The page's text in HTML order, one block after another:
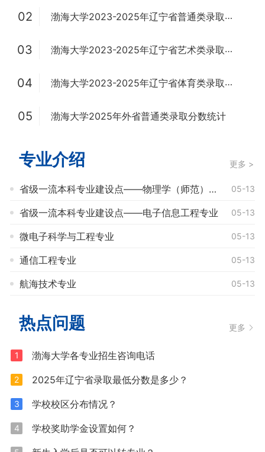
02 渤海大学2023-2025年辽宁省普通类录取分数统计
03 渤海大学2023-2025年辽宁省艺术类录取分数统计
04 渤海大学2023-2025年辽宁省体育类录取分数统计
05 渤海大学2025年外省普通类录取分数统计
专业介绍 更多 >
省级一流本科专业建设点——物理学（师范）专业 05-13
省级一流本科专业建设点——电子信息工程专业 05-13
微电子科学与工程专业 05-13
通信工程专业 05-13
航海技术专业 05-13
热点问题 更多
1 渤海大学各专业招生咨询电话
2 2025年辽宁省录取最低分数是多少？
3 学校校区分布情况？
4 学校奖助学金设置如何？